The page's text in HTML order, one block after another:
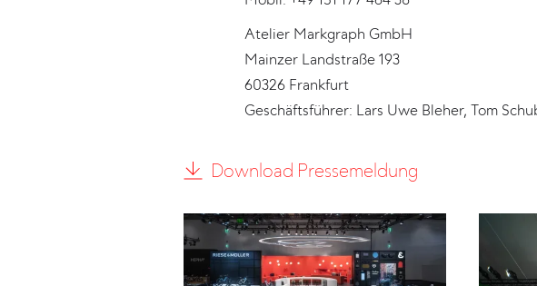
Atelier Markgraph GmbH
Mainzer Landstraße 193
60326 Frankfurt
Geschäftsführer: Lars Uwe Bleher, Tom
Download Pressemeldung